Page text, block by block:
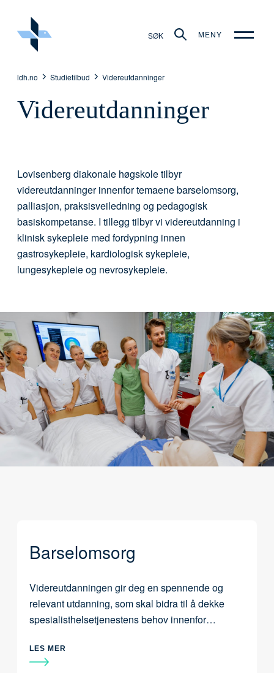
SØK MENY
ldh.no Studietilbud Videreutdanninger
Videreutdanninger
Lovisenberg diakonale høgskole tilbyr
videreutdanninger innenfor temaene barselomsorg,
palliasjon, praksisveiledning og pedagogisk
basiskompetanse. I tillegg tilbyr vi videreutdanning i
klinisk sykepleie med fordypning innen
gastrosykepleie, kardiologisk sykepleie,
lungesykepleie og nevrosykepleie.
Barselomsorg
Videreutdanningen gir deg en spennende og
relevant utdanning, som skal bidra til å dekke
spesialisthelsetjenestens behov innenfor
av fødsel.
LES MER